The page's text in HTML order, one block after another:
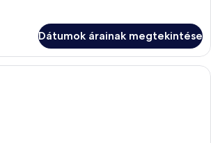
Dátumok árainak megtekintése